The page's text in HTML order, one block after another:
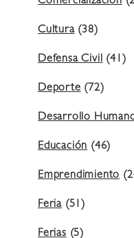
Cultura(38)
Defensa Civil (41)
Deporte (72)
Desarrollo
Educación (46)
Emprendimiento
Feria (51)
Ferias (5)